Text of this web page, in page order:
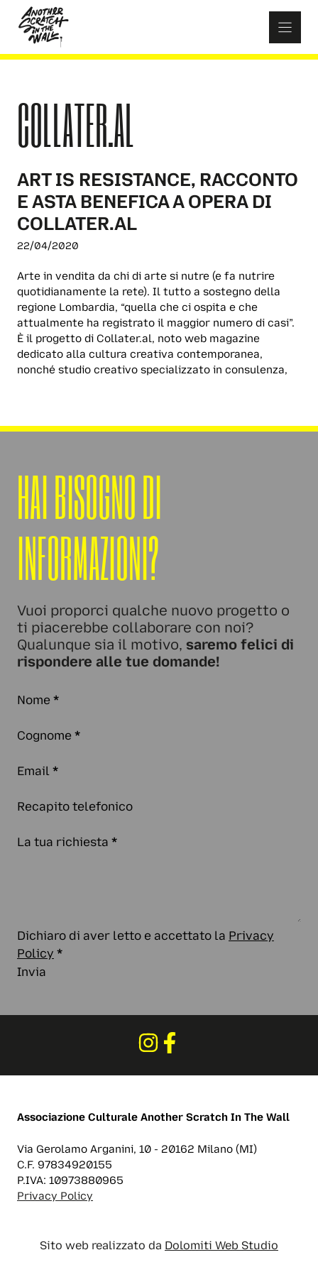
content
COLLATER.AL
ART IS RESISTANCE, RACCONTO
E ASTA BENEFICA A OPERA DI
COLLATER.AL
22/04/2020
Arte in vendita da chi di arte si nutre (e fa nutrire
quotidianamente la rete). Il tutto a sostegno della
regione Lombardia, “quella che ci ospita e che
attualmente ha registrato il maggior numero di casi”.
È il progetto di Collater.al, noto web magazine
dedicato alla cultura creativa contemporanea,
nonché studio creativo specializzato in consulenza,
HAI BISOGNO DI
INFORMAZIONI?
Vuoi proporci qualche nuovo progetto o
ti piacerebbe collaborare con noi?
Qualunque sia il motivo, saremo felici di
rispondere alle tue domande!
Nome *
Cognome *
Email *
Recapito telefonico
La tua richiesta *
Dichiaro di aver letto e accettato la Privacy
Policy *
Invia
Associazione Culturale Another Scratch In The Wall
Via Gerolamo Arganini, 10 - 20162 Milano (MI)
C.F. 97834920155
P.IVA: 10973880965
Privacy Policy
Sito web realizzato da Dolomiti Web Studio